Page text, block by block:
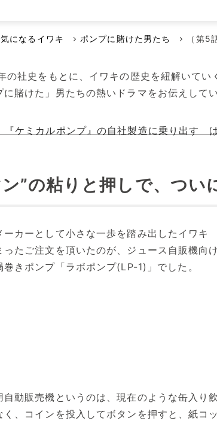
エアーポンプ
小型液体ダイヤフラム
その他のポンプ
て
代理店
になるイワキ ポンプに賭けた男たち （第5
の社史をもとに、イワキの歴史を紐解いてい
賭けた」男たちの熱いドラマをお伝えして
『ケミカルポンプ』の自社製造に乗り出す
”の粘りと押しで、つい
カーとして小さな一歩を踏み出したイワキ
ったご注文を頂いたのが、ジュース自販機向け
きポンプ「ラボポンプ(LP-1)」でした。
自動販売機というのは、現在のような缶入り飲
、コインを投入してボタンを押すと、紙コッ